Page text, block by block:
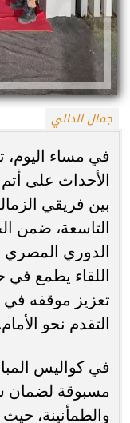
جمال الدالي
في مساء اليوم،
الأحداث على أتم
بين فريقي
التاسعة، ضمن
الدوري
اللقاء يطمع
تعزيز موقفه في
التقدم نحو
في كواليس
مسبوقة لضمان
والطمأنينة،